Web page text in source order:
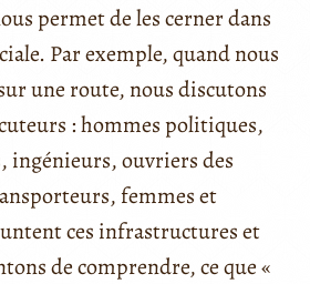
permet de les cerner dans
Par exemple, quand nous
une route, nous discutons
: hommes politiques,
ingénieurs, ouvriers des
femmes et
ces infrastructures et
de comprendre, ce que «